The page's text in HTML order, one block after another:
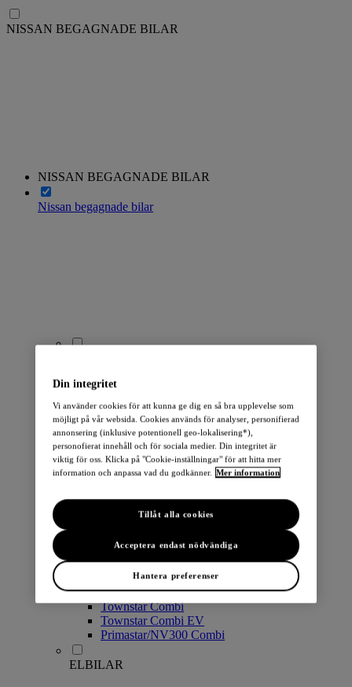
NISSAN BEGAGNADE BILAR
NISSAN BEGAGNADE BILAR
Nissan begagnade bilar
Qashqai
LEAF
ARIYA
X-Trail
Townstar Combi
Townstar Combi EV
Primastar/NV300 Combi
ELBILAR
Din integritet
Vi använder cookies för att kunna ge dig en så bra upplevelse som
möjligt på vår websida. Cookies används för analyser, personifierad
annonsering (inklusive potentionell geo-lokalisering*),
personofierat innehåll och för sociala medier. Din integritet är
viktig för oss. Klicka på "Cookie-inställningar" för att hitta mer
information och anpassa vad du godkänner. Mer information
Hantera preferenser
Acceptera endast nödvändiga
Tillåt alla cookies